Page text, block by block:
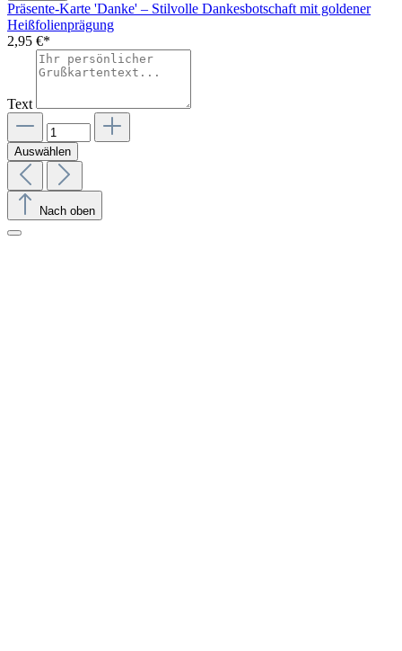
Präsente-Karte 'Danke' – Stilvolle Dankesbotschaft mit goldener
Heißfolienprägung
2,95 €*
Text
Auswählen
Nach oben